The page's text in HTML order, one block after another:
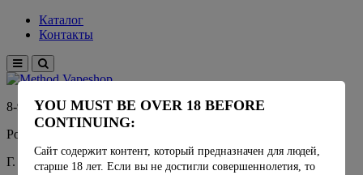
Каталог
Контакты
8-915-450-21-92
Розничный магазин Method Vapeshop
Г. Москва, улица Южнобутовская 36
YOU MUST BE OVER 18 BEFORE
CONTINUING:
Сайт содержит контент, который предназначен для людей,
старше 18 лет. Если вы не достигли совершеннолетия, то